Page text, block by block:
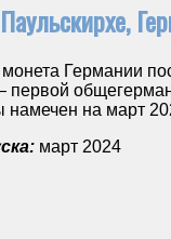
Германии
первой
намечен на март
март 2024